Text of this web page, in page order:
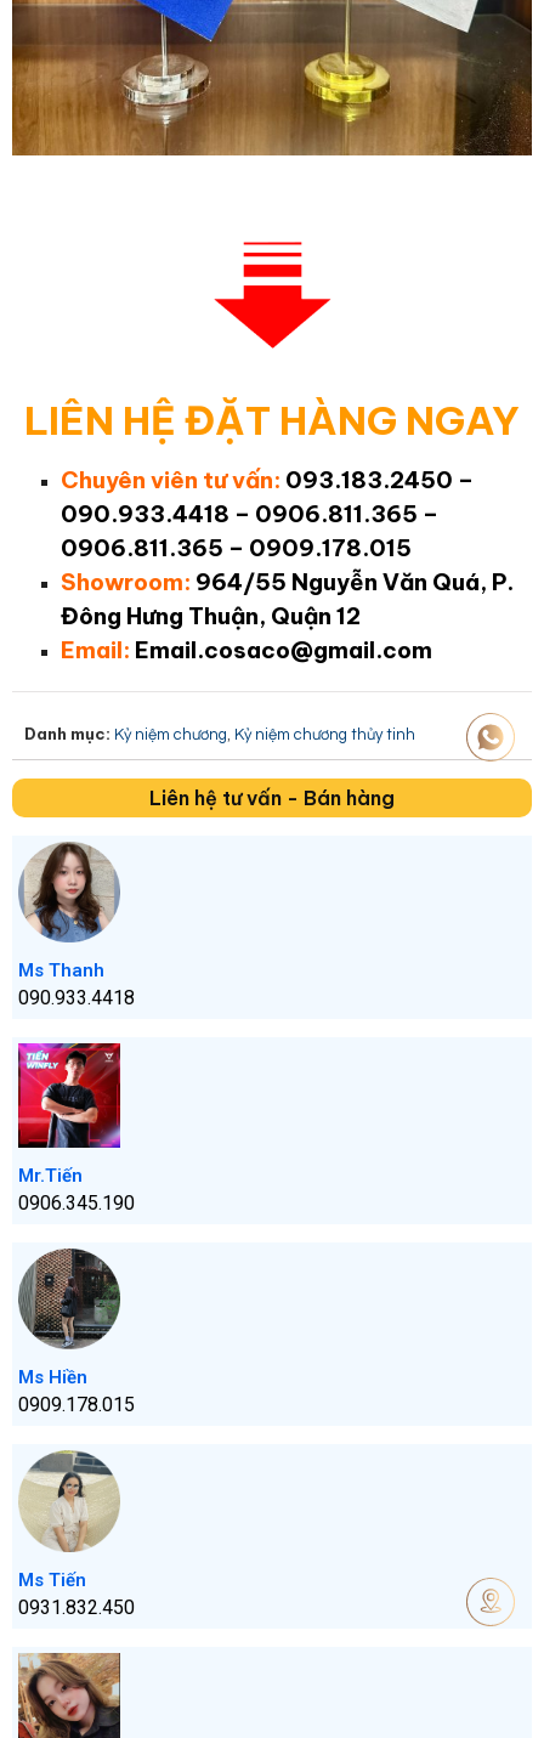
LIÊN HỆ ĐẶT HÀNG NGAY
Chuyên viên tư vấn: 093.183.2450 –
090.933.4418 – 0906.811.365 –
0906.811.365 – 0909.178.015
Showroom: 964/55 Nguyễn Văn Quá, P.
Đông Hưng Thuận, Quận 12
Email: Email.cosaco@gmail.com
Danh mục: Kỷ niệm chương Kỷ niệm chương thủy tinh
Liên hệ tư vấn - Bán hàng
Ms Thanh
090.933.4418
Mr.Tiến
0906.345.190
Ms Hiền
0909.178.015
Ms Tiến
0931.832.450